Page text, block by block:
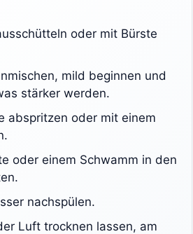
oder mit Bürste
mild beginnen und
stärker werden.
abspritzen oder mit einem
oder einem Schwamm in den
nachspülen.
Luft trocknen lassen, am